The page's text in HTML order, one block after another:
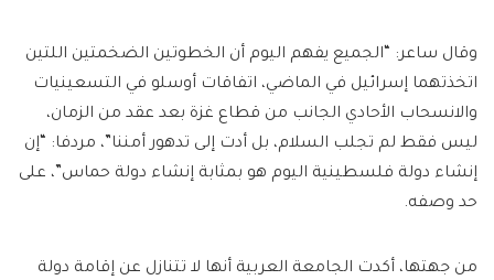
وقال ساعر: “الجميع يفهم اليوم أن الخطوتين الضخمتين اللتين
اتخذتهما إسرائيل في الماضي، اتفاقات أوسلو في التسعينيات
والانسحاب الأحادي الجانب من قطاع غزة بعد عقد من الزمان،
ليس فقط لم تجلب السلام، بل أدت إلى تدهور أمننا”، مردفا: “إن
إنشاء دولة فلسطينية اليوم هو بمثابة إنشاء دولة حماس”، على
حد وصفه.
من جهتها، أكدت الجامعة العربية أنها لا تتنازل عن إقامة دولة